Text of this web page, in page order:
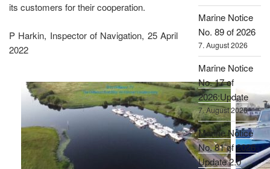
its customers for their cooperation.
P Harkin, Inspector of Navigation, 25 April
2022
Marine Notice
No. 89 of 2026
7. August 2026
Marine Notice
No. 17 of
2026:Update
7. August 2026
Marine Notice
No. 81 of 2026,
Update 2.0